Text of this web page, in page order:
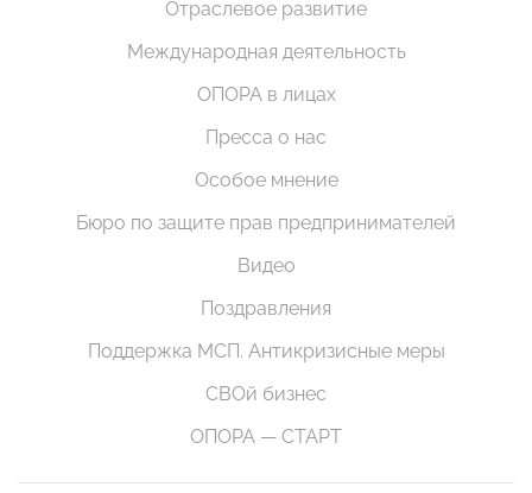
Отраслевое развитие
Международная деятельность
ОПОРА в лицах
Пресса о нас
Особое мнение
Бюро по защите прав предпринимателей
Видео
Поздравления
Поддержка МСП. Антикризисные меры
СВОй бизнес
ОПОРА — СТАРТ